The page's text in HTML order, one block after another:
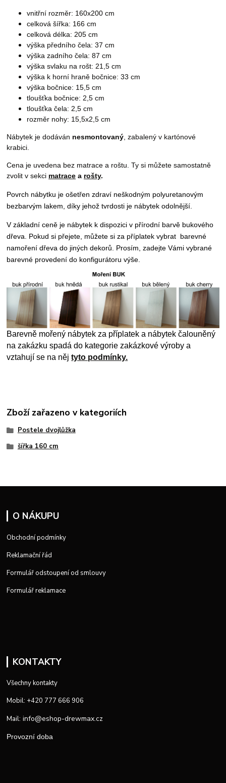
vnitřní rozměr: 160x200 cm
celková šířka: 166 cm
celková délka: 205 cm
výška předního čela: 37 cm
výška zadního čela: 87 cm
výška svlaku na rošt: 21,5 cm
výška k horní hraně bočnice: 33 cm
výška bočnice: 15,5 cm
tloušťka bočnice: 2,5 cm
tloušťka čela: 2,5 cm
rozměr nohy: 15,5x2,5 cm
Nábytek je dodáván nesmontovaný , zabalený v kartónové
krabici.
Cena je uvedena bez matrace a roštu. Ty si můžete samostatně
zvolit v sekci matrace a rošty.
Povrch nábytku je ošetřen zdraví neškodným polyuretanovým
bezbarvým lakem, díky jehož tvrdosti je nábytek odolnější.
V základní ceně je nábytek k dispozici v přírodní barvě bukového
dřeva. Pokud si přejete, můžete si za příplatek vybrat barevné
namoření dřeva do jiných dekorů. Prosím, zadejte Vámi vybrané
barevné provedení do konfigurátoru výše.
Barevně mořený nábytek za příplatek a nábytek čalouněný
na zakázku spadá do kategorie zakázkové výroby a
vztahují se na nějtyto podmínky.
Zboží zařazeno v kategoriích
Postele dvojlůžka
šířka 160 cm
O NÁKUPU
Obchodní podmínky
Reklamační řád
Formulář odstoupení od smlouvy
Formulář reklamace
KONTAKTY
Všechny kontakty
Mobil: +420 777 666 906
Mail: info@eshop-drewmax.cz
Provozní doba